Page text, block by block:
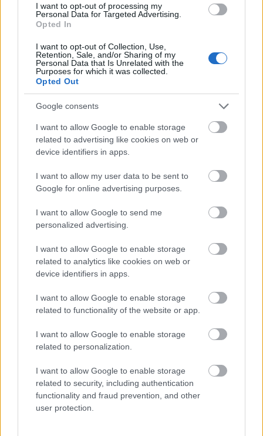
I want to opt-out of processing my
Personal Data for Targeted Advertising.
Opted In
I want to opt-out of Collection, Use,
Retention, Sale, and/or Sharing of my
Personal Data that Is Unrelated with the
Purposes for which it was collected.
Opted Out
Google consents
I want to allow Google to enable storage
related to advertising like cookies on web or
device identifiers in apps.
I want to allow my user data to be sent to
Google for online advertising purposes.
I want to allow Google to send me
personalized advertising.
I want to allow Google to enable storage
related to analytics like cookies on web or
device identifiers in apps.
I want to allow Google to enable storage
related to functionality of the website or app.
I want to allow Google to enable storage
related to personalization.
I want to allow Google to enable storage
related to security, including authentication
functionality and fraud prevention, and other
user protection.
A ponttáblázat élén a monacoi második és svéd első
helyével Jari-Matti Latvala áll 48 ponttal, őt Ogier
négy, Tanak pedig öt pont lemaradással követi.